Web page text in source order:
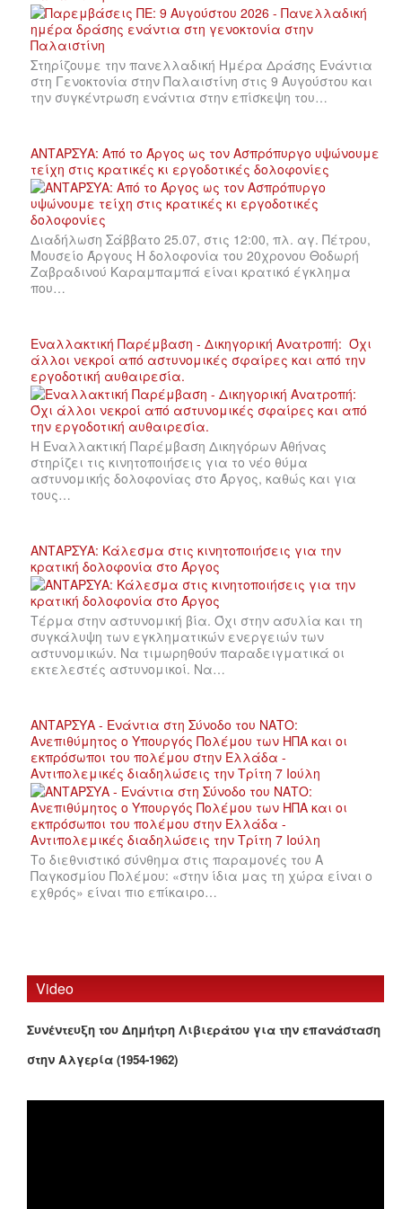
Στηρίζουμε την πανελλαδική Ημέρα Δράσης Ενάντια
στη Γενοκτονία στην Παλαιστίνη στις 9 Αυγούστου και
την συγκέντρωση ενάντια στην επίσκεψη του…
ΑΝΤΑΡΣΥΑ: Από το Άργος ως τον Ασπρόπυργο υψώνουμε
τείχη στις κρατικές κι εργοδοτικές δολοφονίες
Διαδήλωση Σάββατο 25.07, στις 12:00, πλ. αγ. Πέτρου,
Μουσείο Άργους Η δολοφονία του 20χρονου Θοδωρή
Ζαβραδινού Καραμπαμπά είναι κρατικό έγκλημα
που…
Εναλλακτική Παρέμβαση - Δικηγορική Ανατροπή: Όχι
άλλοι νεκροί από αστυνομικές σφαίρες και από την
εργοδοτική αυθαιρεσία.
Η Εναλλακτική Παρέμβαση Δικηγόρων Αθήνας
στηρίζει τις κινητοποιήσεις για το νέο θύμα
αστυνομικής δολοφονίας στο Άργος, καθώς και για
τους…
ΑΝΤΑΡΣΥΑ: Κάλεσμα στις κινητοποιήσεις για την
κρατική δολοφονία στο Άργος
Τέρμα στην αστυνομική βία. Όχι στην ασυλία και τη
συγκάλυψη των εγκληματικών ενεργειών των
αστυνομικών. Να τιμωρηθούν παραδειγματικά οι
εκτελεστές αστυνομικοί. Να…
ΑΝΤΑΡΣΥΑ - Ενάντια στη Σύνοδο του ΝΑΤΟ:
Ανεπιθύμητος ο Υπουργός Πολέμου των ΗΠΑ και οι
εκπρόσωποι του πολέμου στην Ελλάδα -
Αντιπολεμικές διαδηλώσεις την Τρίτη 7 Ιούλη
Το διεθνιστικό σύνθημα στις παραμονές του Α
Παγκοσμίου Πολέμου: «στην ίδια μας τη χώρα είναι ο
εχθρός» είναι πιο επίκαιρο…
Video
Συνέντευξη του Δημήτρη Λιβιεράτου για την επανάσταση
στην Αλγερία (1954-1962)